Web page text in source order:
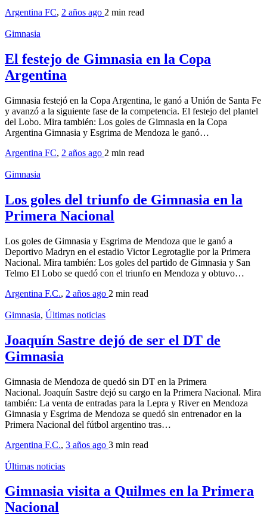
Argentina FC, 2 años ago 2 min read
Gimnasia
El festejo de Gimnasia en la Copa
Argentina
Gimnasia festejó en la Copa Argentina, le ganó a Unión de Santa Fe
y avanzó a la siguiente fase de la competencia. El festejo del plantel
del Lobo. Mira también: Los goles de Gimnasia en la Copa
Argentina Gimnasia y Esgrima de Mendoza le ganó…
Argentina FC, 2 años ago 2 min read
Gimnasia
Los goles del triunfo de Gimnasia en la
Primera Nacional
Los goles de Gimnasia y Esgrima de Mendoza que le ganó a
Deportivo Madryn en el estadio Victor Legrotaglie por la Primera
Nacional. Mira también: Los goles del partido de Gimnasia y San
Telmo El Lobo se quedó con el triunfo en Mendoza y obtuvo…
Argentina F.C., 2 años ago 2 min read
Gimnasia, Últimas noticias
Joaquín Sastre dejó de ser el DT de
Gimnasia
Gimnasia de Mendoza de quedó sin DT en la Primera
Nacional. Joaquín Sastre dejó su cargo en la Primera Nacional. Mira
también: La venta de entradas para la Lepra y River en Mendoza
Gimnasia y Esgrima de Mendoza se quedó sin entrenador en la
Primera Nacional del fútbol argentino tras…
Argentina F.C., 3 años ago 3 min read
Últimas noticias
Gimnasia visita a Quilmes en la Primera
Nacional